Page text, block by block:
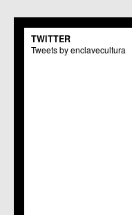
TWITTER
Tweets by enclavecultura